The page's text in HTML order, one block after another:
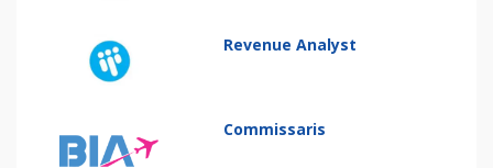
Revenue Analyst
Commissaris